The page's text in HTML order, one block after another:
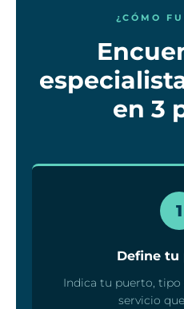
¿CÓMO
en 3
1
Define tu
Indica tu puerto, tipo
servicio